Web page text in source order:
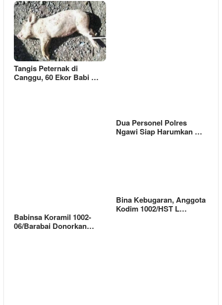
Tangis Peternak di
Canggu, 60 Ekor Babi …
Dua Personel Polres
Ngawi Siap Harumkan …
Babinsa Koramil 1002-
06/Barabai Donorkan…
Bina Kebugaran, Anggota
Kodim 1002/HST L…